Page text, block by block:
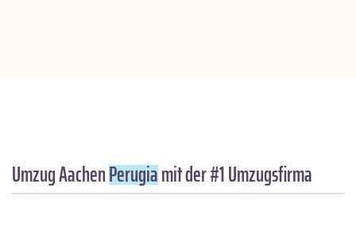
Umzug AachenPerugiamit der #1 Umzugsfirma